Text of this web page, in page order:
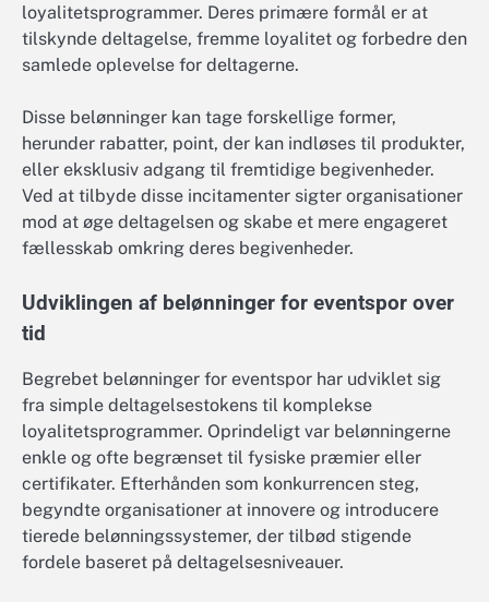
loyalitetsprogrammer. Deres primære formål er at
tilskynde deltagelse, fremme loyalitet og forbedre den
samlede oplevelse for deltagerne.
Disse belønninger kan tage forskellige former,
herunder rabatter, point, der kan indløses til produkter,
eller eksklusiv adgang til fremtidige begivenheder.
Ved at tilbyde disse incitamenter sigter organisationer
mod at øge deltagelsen og skabe et mere engageret
fællesskab omkring deres begivenheder.
Udviklingen af belønninger for eventspor over
tid
Begrebet belønninger for eventspor har udviklet sig
fra simple deltagelsestokens til komplekse
loyalitetsprogrammer. Oprindeligt var belønningerne
enkle og ofte begrænset til fysiske præmier eller
certifikater. Efterhånden som konkurrencen steg,
begyndte organisationer at innovere og introducere
tierede belønningssystemer, der tilbød stigende
fordele baseret på deltagelsesniveauer.